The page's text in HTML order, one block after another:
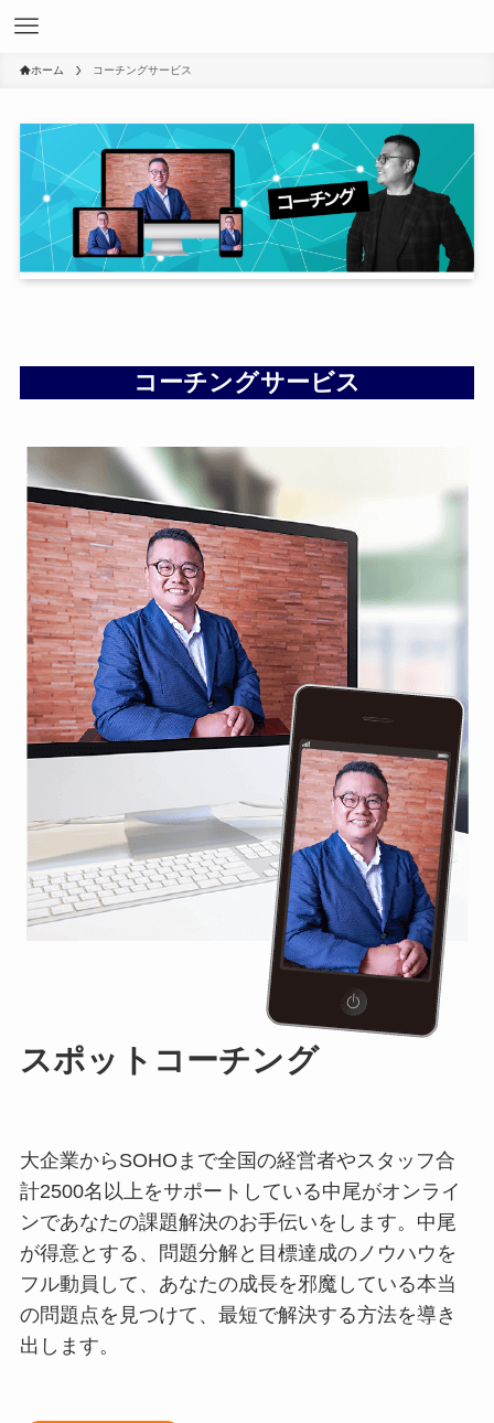
ホーム コーチングサービス
コーチングサービス
スポットコーチング
大企業からSOHOまで全国の経営者やスタッフ合
計2500名以上をサポートしている中尾がオンライ
ンであなたの課題解決のお手伝いをします。中尾
が得意とする、問題分解と目標達成のノウハウを
フル動員して、あなたの成長を邪魔している本当
の問題点を見つけて、最短で解決する方法を導き
出します。